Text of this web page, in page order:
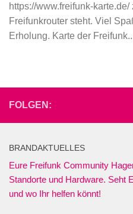
https://www.freifunk-
Freifunkrouter steht. Viel
Erholung. Karte der
FOLGEN:
BRANDAKTUELLES
Eure Freifunk Community
Standorte und Hardware. Seht
und wo Ihr helfen könnt!